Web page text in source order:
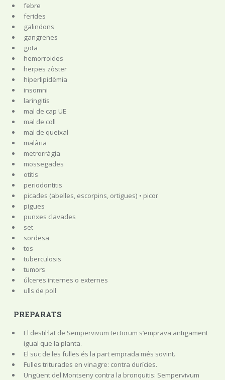
febre
ferides
galindons
gangrenes
gota
hemorroides
herpes zòster
hiperlipidèmia
insomni
laringitis
mal de cap UE
mal de coll
mal de queixal
malària
metrorràgia
mossegades
otitis
periodontitis
picades (abelles, escorpins, ortigues) • picor
pigues
punxes clavades
set
sordesa
tos
tuberculosis
tumors
úlceres internes o externes
ulls de poll
PREPARATS
El destil·lat de Sempervivum tectorum s’emprava antigament
igual que la planta.
El suc de les fulles és la part emprada més sovint.
Fulles triturades en vinagre: contra durícies.
Ungüent del Montseny contra la bronquitis: Sempervivum